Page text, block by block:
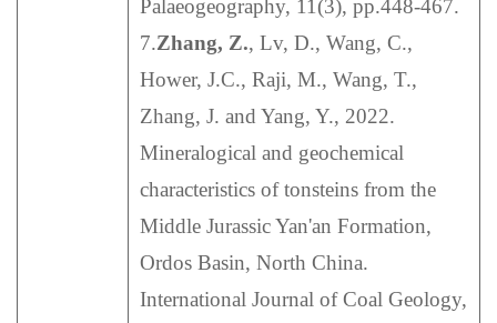
Palaeogeography, 11(3), pp.448-467.
7.Zhang, Z., Lv, D., Wang, C.,
Hower, J.C., Raji, M., Wang, T.,
Zhang, J. and Yang, Y., 2022.
Mineralogical and geochemical
characteristics of tonsteins from the
Middle Jurassic Yan'an Formation,
Ordos Basin, North China.
International Journal of Coal Geology,